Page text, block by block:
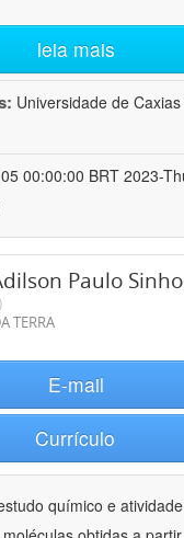
leia mais
Universidade de
00:00:00 BRT 2023-
Paulo
TERRA
E-mail
Currículo
químico e